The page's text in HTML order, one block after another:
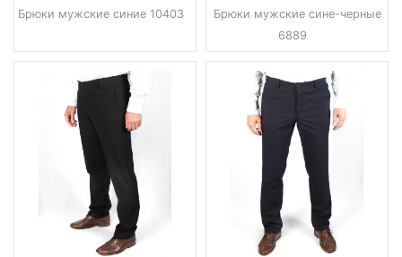
Брюки мужские синие 10403
Брюки мужские сине-черные
6889